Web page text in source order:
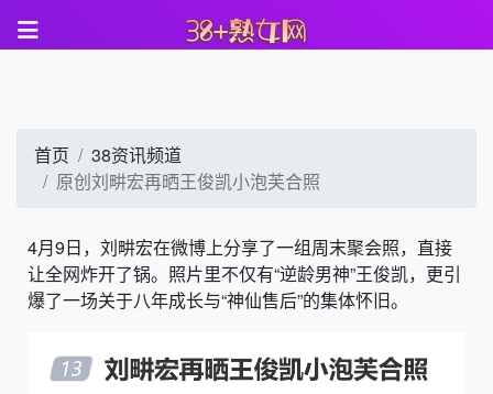
首页
38资讯频道
原创刘畊宏再晒王俊凯小泡芙合照
4月9日，刘畊宏在微博上分享了一组周末聚会照，直接
让全网炸开了锅。照片里不仅有“逆龄男神”王俊凯，更引
爆了一场关于八年成长与“神仙售后”的集体怀旧。